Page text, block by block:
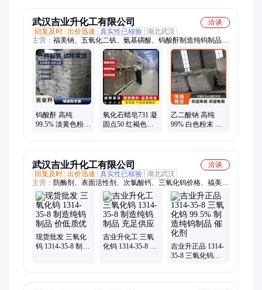
武汉吉业升化工有限公司
洽谈
回复及时 出价迅速 真实性已核验 湖北武汉
主营： 福美钠、五氧化二钒、氨基磺酸、钨酸酐制造纯钨制品、
氨基化锂、焦性没食子酸、次氯酸钙、漂粉精、酪蛋白胨、甘
油、九水硫化钠、牛油脂肪酸、酵母膏、氟硅酸钠、单乙醇胺、
氢氧化钾、氟化钠、氟化钙、氧化铅、油酸钠、偏钒酸铵、氢氧
化钡、EVA乳液、二硫化钼、氟化氢钾
钨酸酐 高纯
99.5% 淡黄色粉末
氧化石蜡皂731 凝
固点50 红褐色膏
乙二酸钠 高纯
99% 白色粉末 还
武汉吉业升化工有限公司
洽谈
回复及时 出价迅速 真实性已核验 湖北武汉
主营： 防酶剂、表面活性剂、次氯酸钙、三氧化钨价格、福美
钠、蛋白胨、氟化氢钾、氟化钠、氟化钾、浮选油
现货批发 三氧化
钨 1314-35-8 制造
吉业升化工 三氧
化钨 1314-35-8 制
吉业升正品 1314-
35-8 三氧化钨